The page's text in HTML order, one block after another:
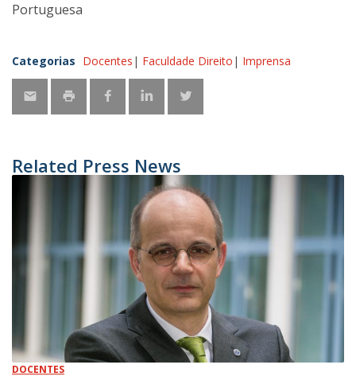
Portuguesa
Categorias Docentes Faculdade Direito Imprensa
Related Press News
DOCENTES